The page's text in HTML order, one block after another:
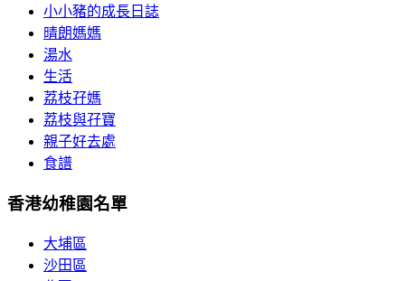
小小豬的成長日誌
晴朗媽媽
湯水
生活
荔枝孖媽
荔枝與孖寶
親子好去處
食譜
香港幼稚園名單
大埔區
沙田區